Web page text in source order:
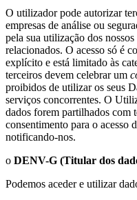
O utilizador pode autorizar
empresas de análise ou
pela sua utilização dos
relacionados. O acesso só é
explícito e está limitado às
terceiros devem celebrar um
proibidos de utilizar os seus
serviços concorrentes. O
dados forem partilhados com
consentimento para o acesso
notificando-nos.
o DENV-G (Titular dos
Podemos aceder e utilizar